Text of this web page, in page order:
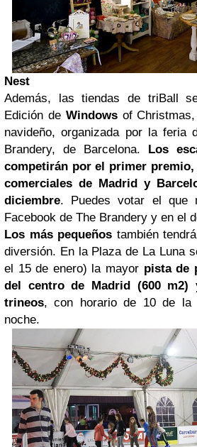
Nest
Además, las tiendas de triBall
Edición de Windowsof Christmas,
navideño, organizada por la feria
Brandery, de Barcelona.
Los
competirán por el primer
comerciales de Madrid y
diciembre. Puedes votar el que
Facebook de The Brandery y en el
Los más pequeños también
diversión. En la Plaza de La Luna
el 15 de enero) la mayor pista de
del centro de Madrid (600 m2)
trineos, con horario de 10 de la
noche.